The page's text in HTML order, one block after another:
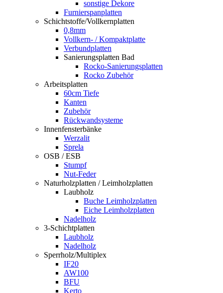
sonstige Dekore
Furnierspanplatten
Schichtstoffe/Vollkernplatten
0,8mm
Vollkern- / Kompaktplatte
Verbundplatten
Sanierungsplatten Bad
Rocko-Sanierungsplatten
Rocko Zubehör
Arbeitsplatten
60cm Tiefe
Kanten
Zubehör
Rückwandsysteme
Innenfensterbänke
Werzalit
Sprela
OSB / ESB
Stumpf
Nut-Feder
Naturholzplatten / Leimholzplatten
Laubholz
Buche Leimholzplatten
Eiche Leimholzplatten
Nadelholz
3-Schichtplatten
Laubholz
Nadelholz
Sperrholz/Multiplex
IF20
AW100
BFU
Kerto